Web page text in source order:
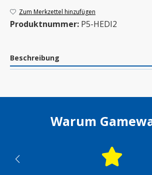
Zum Merkzettel hinzufügen
Produktnummer: P5-HEDI2
Beschreibung
Warum